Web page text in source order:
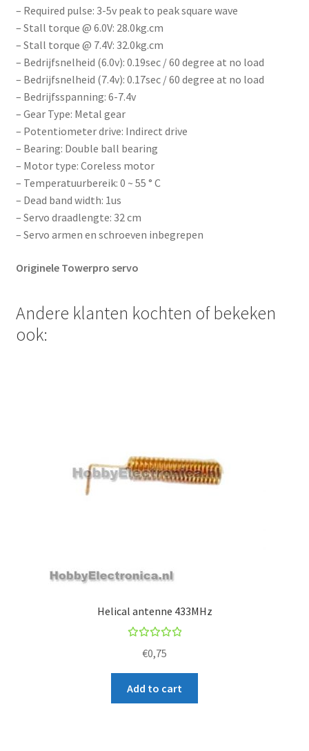
– Required pulse: 3-5v peak to peak square wave
– Stall torque @ 6.0V: 28.0kg.cm
– Stall torque @ 7.4V: 32.0kg.cm
– Bedrijfsnelheid (6.0v): 0.19sec / 60 degree at no load
– Bedrijfsnelheid (7.4v): 0.17sec / 60 degree at no load
– Bedrijfsspanning: 6-7.4v
– Gear Type: Metal gear
– Potentiometer drive: Indirect drive
– Bearing: Double ball bearing
– Motor type: Coreless motor
– Temperatuurbereik: 0 ~ 55 ° C
– Dead band width: 1us
– Servo draadlengte: 32 cm
– Servo armen en schroeven inbegrepen
Originele Towerpro servo
Andere klanten kochten of bekeken
ook:
Helical antenne 433MHz
out
of 5
€0,75
Add to cart